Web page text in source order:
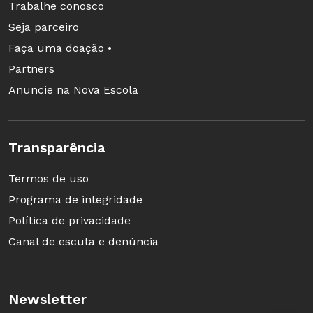
Produção de aluna de 14 anos.
O processo da interlíngua
O texto da aluna é coerente e deixa claro seu
materno, erros ortográficos e gramaticais não
devem ser vistos como um problema, mas como
defende Eva.
Trabalhe conosco
Seja parceiro
Faça uma doação •
Partners
Anuncie na Nova Escola
Transparência
Termos de uso
Programa de integridade
Política de privacidade
Canal de escuta e denúncia
Newsletter